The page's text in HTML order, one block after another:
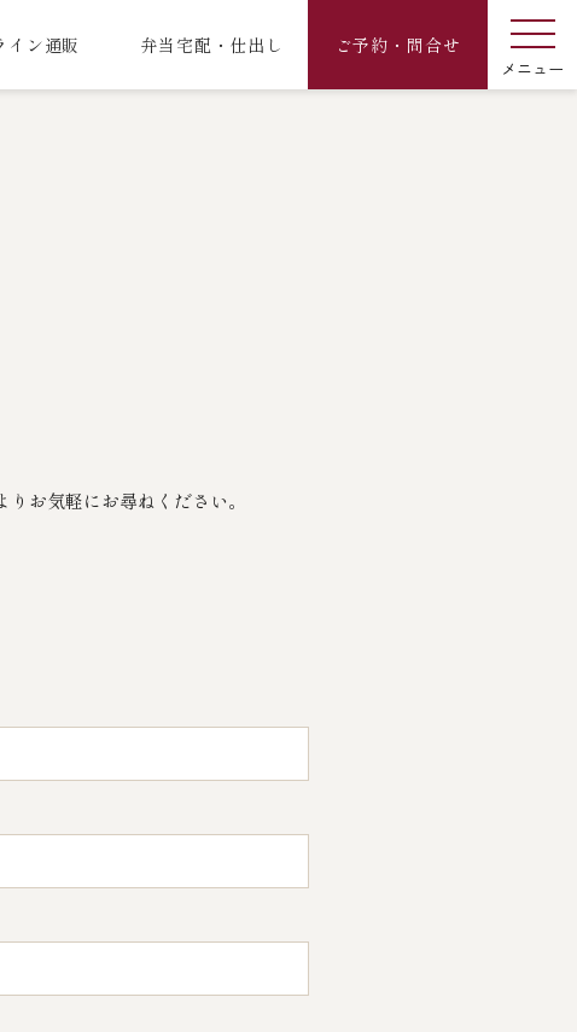
イン通販 弁当宅配・仕出し ご予約・問合せ
お気軽にお尋ねください。